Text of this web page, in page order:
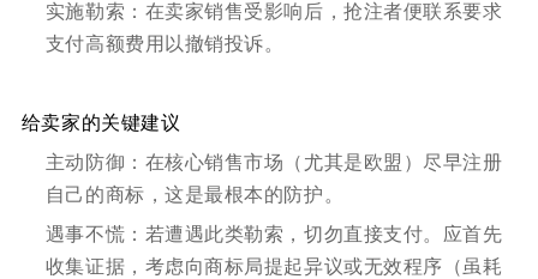
实施勒索：在卖家销售受影响后，抢注者便联系要求
支付高额费用以撤销投诉。
给卖家的关键建议
主动防御：在核心销售市场（尤其是欧盟）尽早注册
自己的商标，这是最根本的防护。
遇事不慌：若遭遇此类勒索，切勿直接支付。应首先
收集证据，考虑向商标局提起异议或无效程序（虽耗